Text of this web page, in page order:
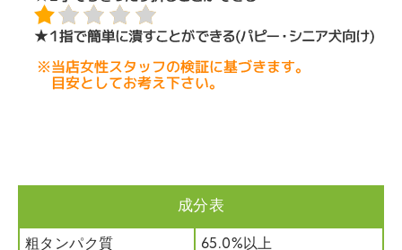
成分表
粗タンパク質 65.0%以上